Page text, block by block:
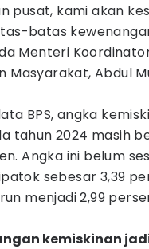
pusat, kami akan
batas
Menteri
Masyarakat, Abdul
BPS, angka
tahun 2024 masih
Angka ini belum
sebesar 3,39
menjadi 2,99
kemiskinan